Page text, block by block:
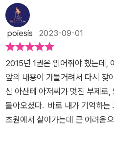
poiesis 2023-09-01
2015년 1권은 읽어줘야 했는데,
앞의 내용이 가물거려서 다시 찾
신 아산테 아저씨가 멋진 부제로,
돌아오셨다. 바로 내가 기억하는
초원에서 살아가는데 큰 어려움